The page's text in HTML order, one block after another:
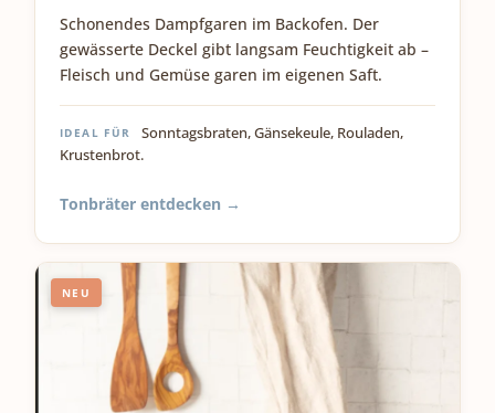
Schonendes Dampfgaren im Backofen. Der
gewässerte Deckel gibt langsam Feuchtigkeit ab –
Fleisch und Gemüse garen im eigenen Saft.
IDEAL FÜR
Sonntagsbraten, Gänsekeule, Rouladen,
Krustenbrot.
Tonbräter entdecken →
NEU